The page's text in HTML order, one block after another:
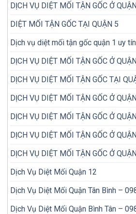
DỊCH VỤ DIỆT MỐI TẬN GỐC Ở
DIỆT MỐI TẬN GỐC TẠI QUẬN 5
Dịch vụ diệt mối tận gốc quận 1 uy
DỊCH VỤ DIỆT MỐI TẬN GỐC Ở
DỊCH VỤ DIỆT MỐI TẬN GỐC TẠI
DỊCH VỤ DIỆT MỐI TẬN GỐC Ở
DỊCH VỤ DIỆT MỐI TẬN GỐC Ở
DỊCH VỤ DIỆT MỐI TẬN GỐC Ở
DỊCH VỤ DIỆT MỐI TẬN GỐC Ở
Dịch Vụ Diệt Mối Quận 12
Dịch Vụ Diệt Mối Quận Tân Bình –
Dịch Vụ Diệt Mối Quận Bình Tân –